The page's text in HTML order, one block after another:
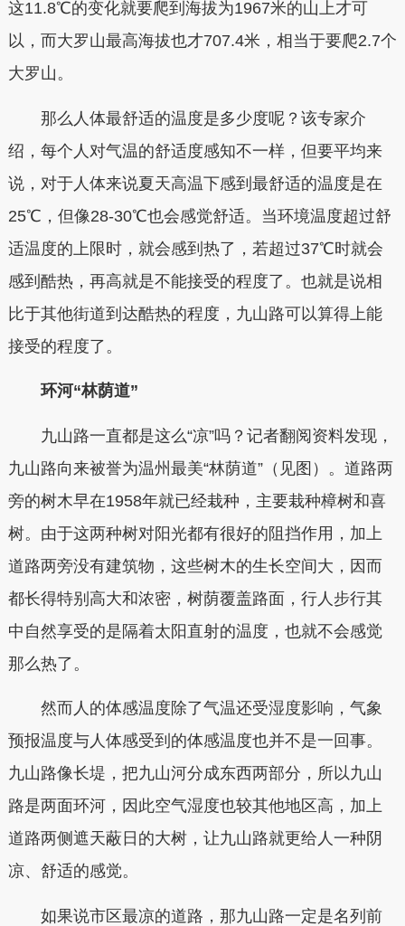
这11.8℃的变化就要爬到海拔为1967米的山上才可
以，而大罗山最高海拔也才707.4米，相当于要爬2.7个
大罗山。
那么人体最舒适的温度是多少度呢？该专家介
绍，每个人对气温的舒适度感知不一样，但要平均来
说，对于人体来说夏天高温下感到最舒适的温度是在
25℃，但像28-30℃也会感觉舒适。当环境温度超过舒
适温度的上限时，就会感到热了，若超过37℃时就会
感到酷热，再高就是不能接受的程度了。也就是说相
比于其他街道到达酷热的程度，九山路可以算得上能
接受的程度了。
环河“林荫道”
九山路一直都是这么“凉”吗？记者翻阅资料发现，
九山路向来被誉为温州最美“林荫道”（见图）。道路两
旁的树木早在1958年就已经栽种，主要栽种樟树和喜
树。由于这两种树对阳光都有很好的阻挡作用，加上
道路两旁没有建筑物，这些树木的生长空间大，因而
都长得特别高大和浓密，树荫覆盖路面，行人步行其
中自然享受的是隔着太阳直射的温度，也就不会感觉
那么热了。
然而人的体感温度除了气温还受湿度影响，气象
预报温度与人体感受到的体感温度也并不是一回事。
九山路像长堤，把九山河分成东西两部分，所以九山
路是两面环河，因此空气湿度也较其他地区高，加上
道路两侧遮天蔽日的大树，让九山路就更给人一种阴
凉、舒适的感觉。
如果说市区最凉的道路，那九山路一定是名列前